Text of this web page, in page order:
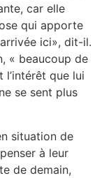
car elle
qui apporte
ici», dit-il.
« beaucoup de
que lui
se sent plus
situation de
à leur
de demain,